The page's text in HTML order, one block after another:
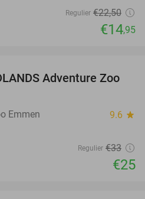
Regulier €22,50
€14,95
24%
Adventure Zoo
Emmen 9.6 star
Regulier €33
€25